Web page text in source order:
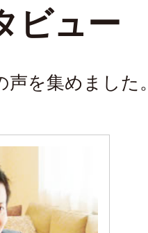
ビュー
声を集めました。